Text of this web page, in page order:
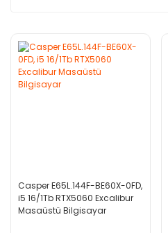
Casper E65L.144F-BE60X-0FD,
i5 16/1Tb RTX5060 Excalibur
Masaüstü Bilgisayar